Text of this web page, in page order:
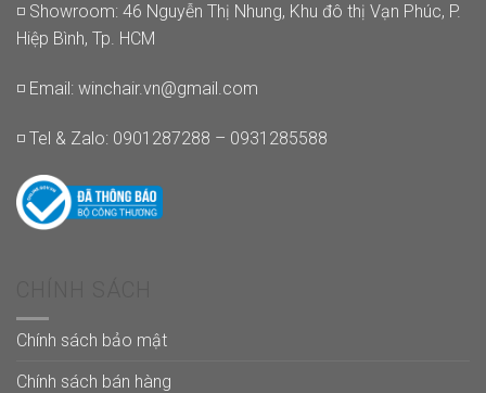
◽ Showroom: 46 Nguyễn Thị Nhung, Khu đô thị Vạn Phúc, P.
Hiệp Bình, Tp. HCM
◽ Email: winchair.vn@gmail.com
◽ Tel & Zalo: 0901287288 – 0931285588
Chính sách bảo mật
Chính sách bán hàng